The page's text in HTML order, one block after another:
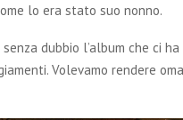
lo era stato suo nonno.
dubbio l’album che ci
Volevamo rendere